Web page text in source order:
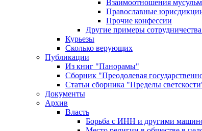
Взаимоотношения
Православные
Прочие конфессии
Другие примеры
Курьезы
Сколько верующих
Публикации
Из книг "Панорамы"
Сборник "Преодолевая
Статьи сборника "Пределы
Документы
Архив
Власть
Борьба с ИНН и другими